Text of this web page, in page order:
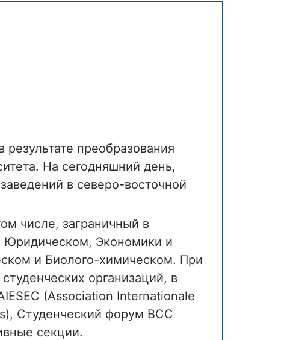
преобразования
На сегодняшний день,
в северо-восточной
числе, заграничный в
Юридическом, Экономики и
и Биолого-химическом. При
организаций, в
(Association Internationale
Студенческий форум BCC
секции.